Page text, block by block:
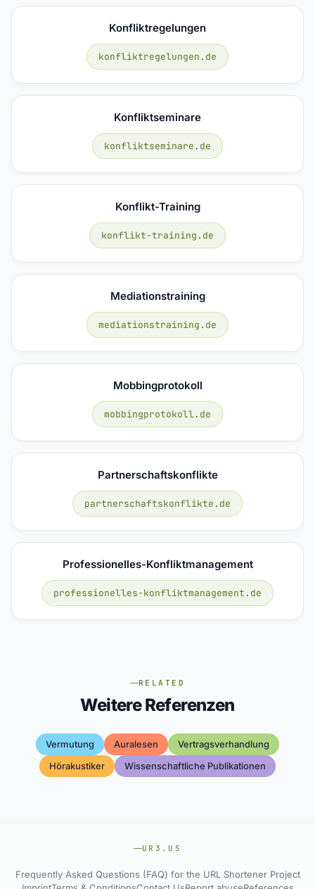
Konfliktregelungen
konfliktregelungen.de
Konfliktseminare
konfliktseminare.de
Konflikt-Training
konflikt-training.de
Mediationstraining
mediationstraining.de
Mobbingprotokoll
mobbingprotokoll.de
Partnerschaftskonflikte
partnerschaftskonflikte.de
Professionelles-Konfliktmanagement
professionelles-konfliktmanagement.de
RELATED
Weitere Referenzen
Vermutung Auralesen
Vertragsverhandlung
Hörakustiker
Wissenschaftliche Publikationen
UR3.US
Frequently Asked Questions (FAQ) for the URL Shortener Project